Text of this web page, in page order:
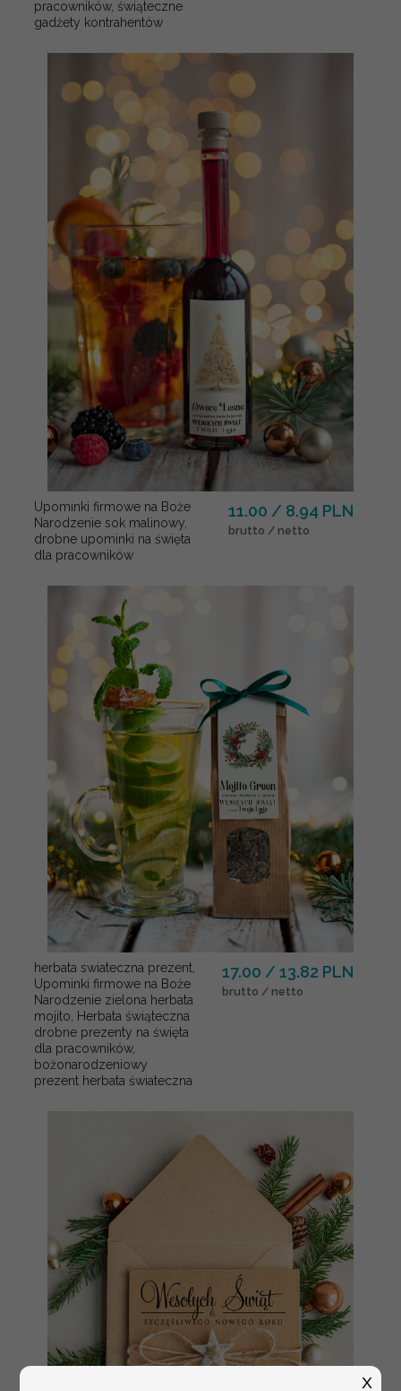
pracowników, świąteczne
gadżety kontrahentów
Upominki firmowe na Boże
Narodzenie sok malinowy,
drobne upominki na święta
dla pracowników
11.00 / 8.94 PLN
brutto / netto
herbata swiateczna prezent,
Upominki firmowe na Boże
Narodzenie zielona herbata
mojito, Herbata świąteczna
drobne prezenty na święta
dla pracowników,
bożonarodzeniowy
prezent herbata świateczna
17.00 / 13.82 PLN
brutto / netto
X